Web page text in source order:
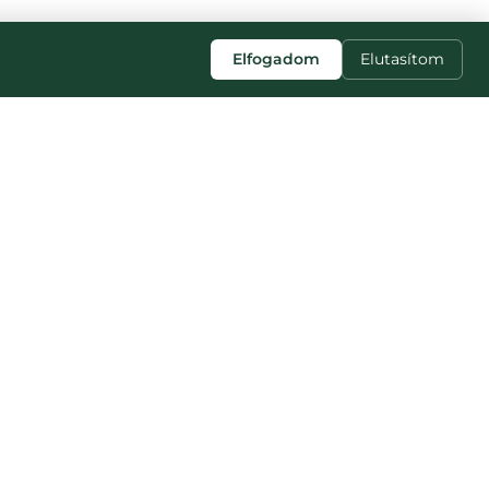
Elfogadom Elutasítom